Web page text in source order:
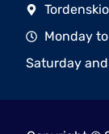
Monday
Saturday